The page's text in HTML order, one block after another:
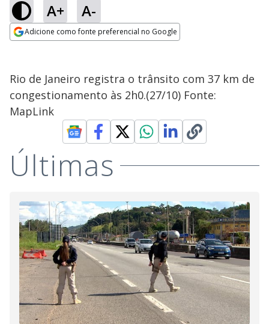
A+ A-
Adicione como fonte preferencial no Google
Rio de Janeiro registra o trânsito com 37 km de
congestionamento às 2h0.(27/10) Fonte:
MapLink
Últimas